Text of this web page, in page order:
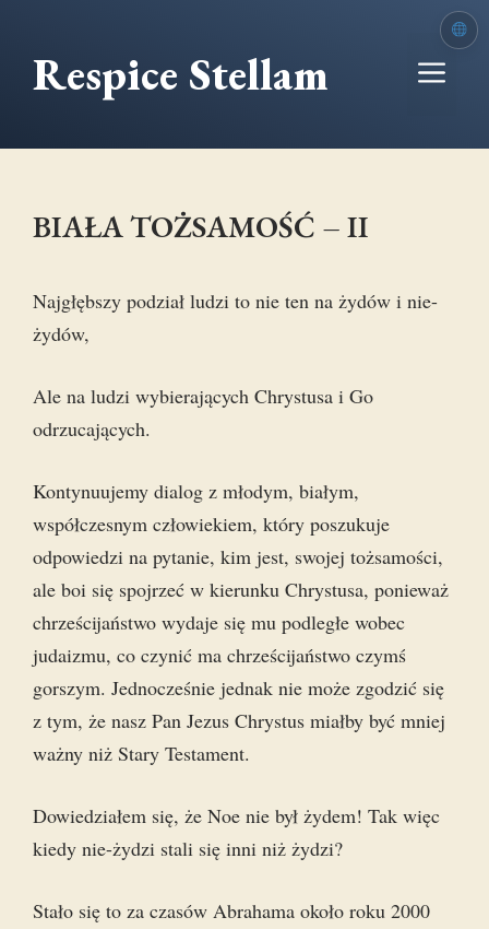
treściRespice Stellam
BIAŁA TOŻSAMOŚĆ – II
Najgłębszy podział ludzi to nie ten na żydów i nie-
żydów,
Ale na ludzi wybierających Chrystusa i Go
odrzucających.
Kontynuujemy dialog z młodym, białym,
współczesnym człowiekiem, który poszukuje
odpowiedzi na pytanie, kim jest, swojej tożsamości,
ale boi się spojrzeć w kierunku Chrystusa, ponieważ
chrześcijaństwo wydaje się mu podległe wobec
judaizmu, co czynić ma chrześcijaństwo czymś
gorszym. Jednocześnie jednak nie może zgodzić się
z tym, że nasz Pan Jezus Chrystus miałby być mniej
ważny niż Stary Testament.
Dowiedziałem się, że Noe nie był żydem! Tak więc
kiedy nie-żydzi stali się inni niż żydzi?
Stało się to za czasów Abrahama około roku 2000